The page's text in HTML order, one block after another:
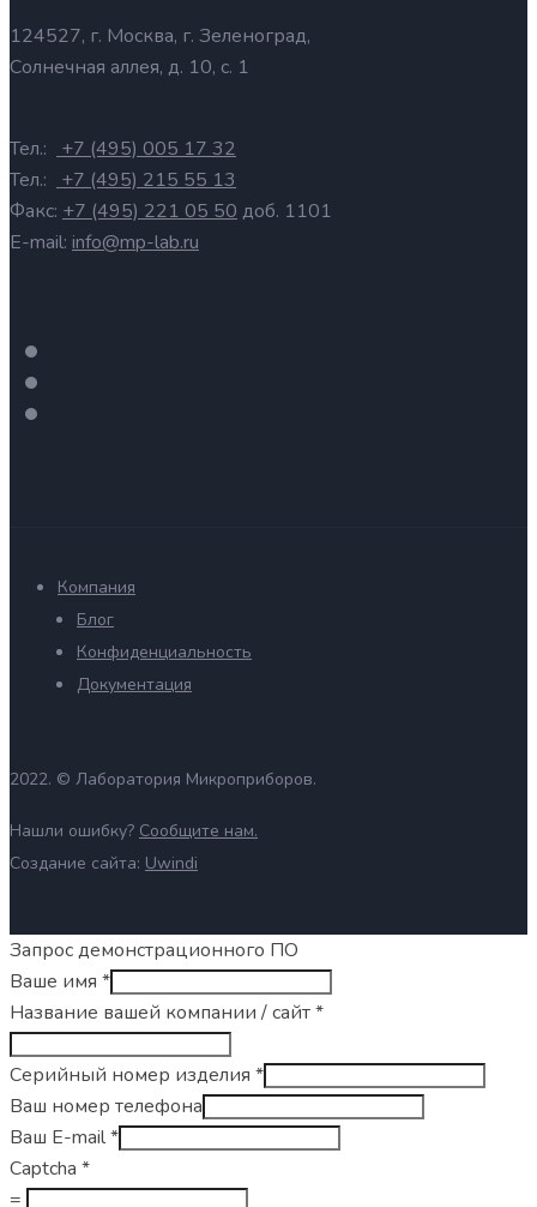
124527, г. Москва, г. Зеленоград,
Солнечная аллея, д. 10, с. 1
Тел.:
+7 (495) 005 17 32
Тел.:
+7 (495) 215 55 13
Факс: +7 (495) 221 05 50 доб. 1101
E-mail: info@mp-lab.ru
Компания
Блог
Конфиденциальность
Документация
2022. © Лаборатория Микроприборов.
Нашли ошибку? Сообщите нам.
Создание сайта: Uwindi
Запрос демонстрационного ПО
Ваше имя *
Название вашей компании / сайт*
Серийный номер изделия *
Ваш номер телефона
Ваш E-mail*
Captcha *
=